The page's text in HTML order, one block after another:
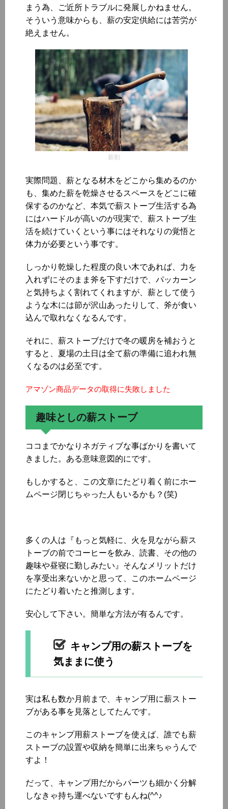
まう為、ご近所トラブルに発展しかねません。
そういう意味からも、薪の安定供給には苦労が
絶えません。
薪割
実際問題、薪となる材木をどこから集めるのか
も、集めた薪を乾燥させるスペースをどこに確
保するのかなど、本気で薪ストーブ生活する為
にはハードルが高いのが現実で、薪ストーブ生
活を続けていくという事にはそれなりの覚悟と
体力が必要という事です。
しっかり乾燥した程度の良い木であれば、力を
入れずにそのまま斧を下すだけで、パッカーン
と気持ちよく割れてくれますが、薪として使う
ような木には節が沢山あったりして、斧が食い
込んで取れなくなるんです。
それに、薪ストーブだけで冬の暖房を補おうと
すると、夏場の土日は全て薪の準備に追われ無
くなるのは必至です。
アマゾン商品データの取得に失敗しました
趣味としの薪ストーブ
ココまでかなりネガティブな事ばかりを書いて
きました。ある意味意図的にです。
もしかすると、この文章にたどり着く前にホー
ムページ閉じちゃった人もいるかも？(笑)
多くの人は『もっと気軽に、火を見ながら薪ス
トーブの前でコーヒーを飲み、読書、その他の
趣味や昼寝に勤しみたい』そんなメリットだけ
を享受出来ないかと思って、このホームページ
にたどり着いたと推測します。
安心して下さい。簡単な方法が有るんです。
キャンプ用の薪ストーブを
気ままに使う
実は私も数か月前まで、キャンプ用に薪ストー
ブがある事を見落としてたんです。
このキャンプ用薪ストーブを使えば、誰でも薪
ストーブの設置や収納を簡単に出来ちゃうんで
すよ！
だって、キャンプ用だからパーツも細かく分解
しなきゃ持ち運べないですもんね(^^♪